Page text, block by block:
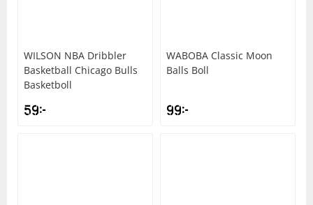
WILSON NBA Dribbler
Basketball Chicago Bulls
Basketboll
59kr
WABOBA Classic Moon
Balls Boll
99kr